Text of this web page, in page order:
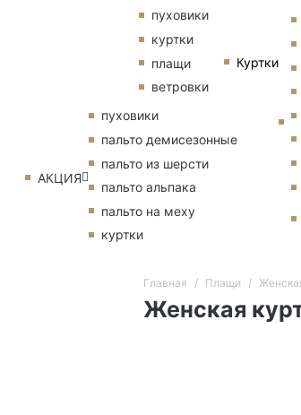
Куртки
пуховики
куртки
плащи
ветровки
АКЦИЯ
пуховики
пальто демисезонные
пальто из шерсти
пальто альпака
пальто на меху
куртки
Главная Плащи
Женская